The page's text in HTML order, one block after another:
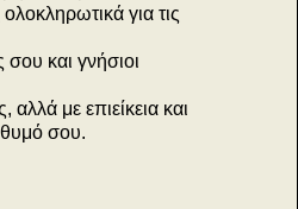
για τις
σου και γνήσιοι
αλλά με επιείκεια και
θυμό σου.